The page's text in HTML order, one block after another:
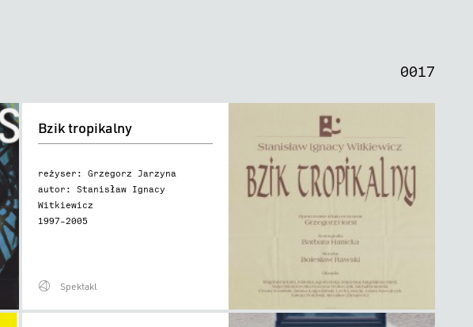
0017
tropikalny
Bzik tropikalny
reżyser: Grzegorz Jarzyna
autor: Stanisław Ignacy
Witkiewicz
1997–2005
Spektakl